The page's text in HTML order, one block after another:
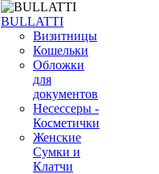
BULLATTI
Визитницы
Кошельки
Обложки
для
документов
Несессеры -
Косметички
Женские
Сумки и
Клатчи